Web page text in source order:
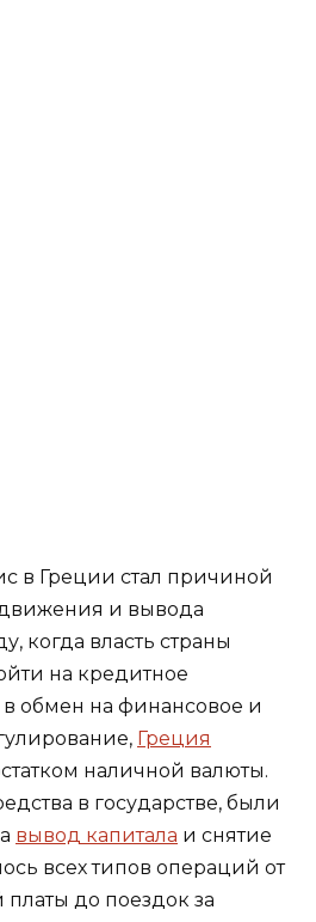
в Греции стал причиной
и вывода
когда власть страны
на кредитное
обмен на финансовое и
Греция
наличной валюты.
в государстве, были
вывод капитала и снятие
всех типов операций от
до поездок за